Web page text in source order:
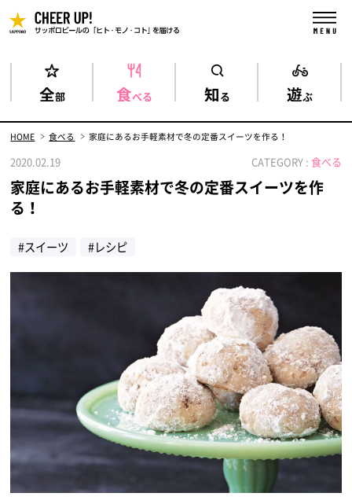
全部 食べる 知る 遊ぶ
HOME 食べる 家庭にあるお手軽素材で冬の定番スイーツを作る！
2020.02.19 CATEGORY : 食べる
家庭にあるお手軽素材で冬の定番スイーツを作
る！
#スイーツ #レシピ